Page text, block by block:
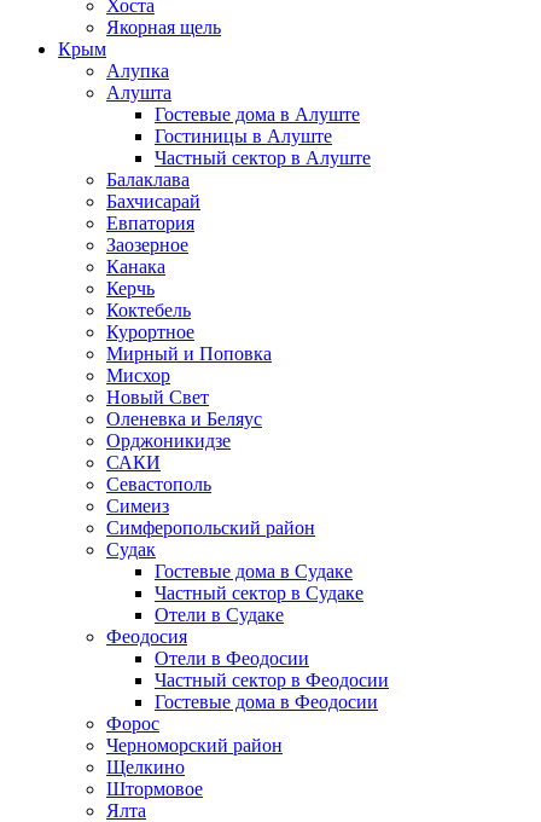
Хоста
Якорная щель
Крым
Алупка
Алушта
Гостевые дома в Алуште
Гостиницы в Алуште
Частный сектор в Алуште
Балаклава
Бахчисарай
Евпатория
Заозерное
Канака
Керчь
Коктебель
Курортное
Мирный и Поповка
Мисхор
Новый Свет
Оленевка и Беляус
Орджоникидзе
САКИ
Севастополь
Симеиз
Симферопольский район
Судак
Гостевые дома в Судаке
Частный сектор в Судаке
Отели в Судаке
Феодосия
Отели в Феодосии
Частный сектор в Феодосии
Гостевые дома в Феодосии
Форос
Черноморский район
Щелкино
Штормовое
Ялта